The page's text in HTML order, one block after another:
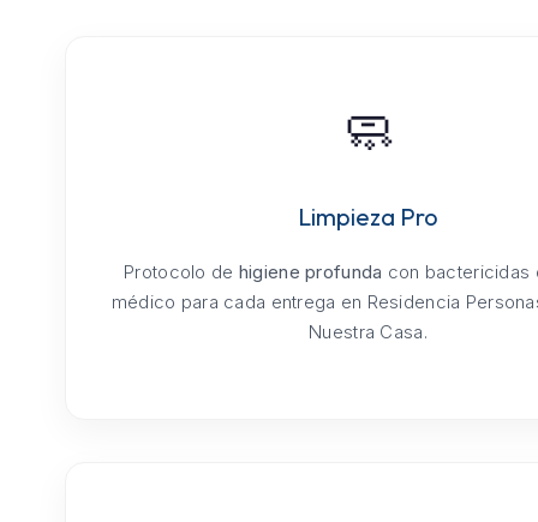
🧼
Limpieza Pro
Protocolo de higiene profunda con bactericidas
médico para cada entrega en Residencia
Nuestra Casa.